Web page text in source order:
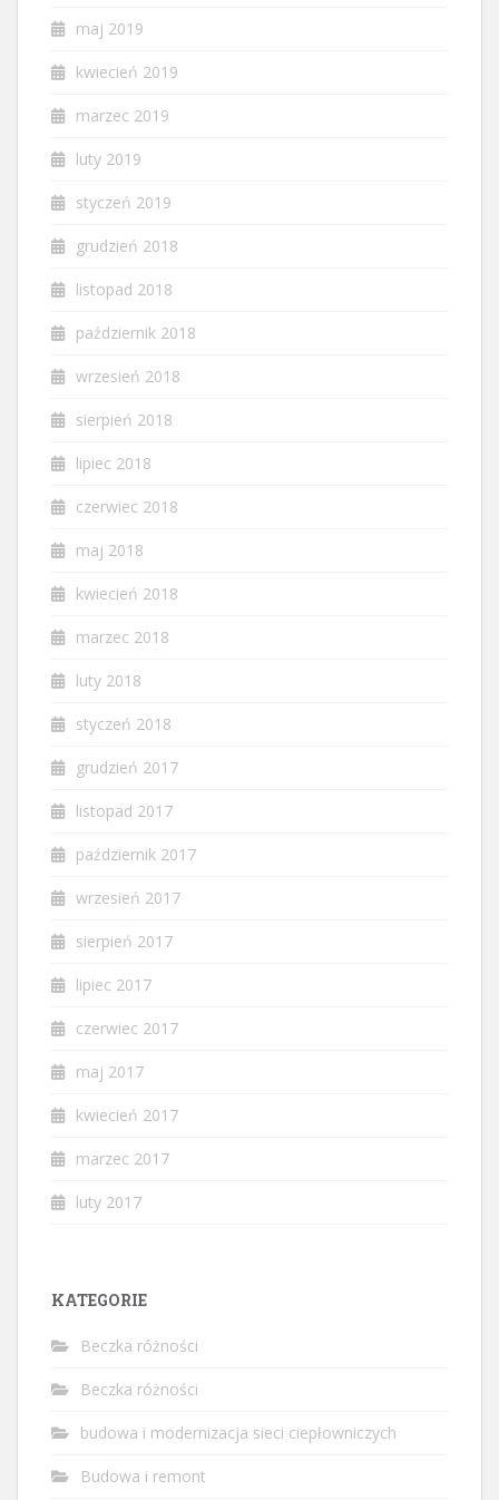
maj 2019
kwiecień 2019
marzec 2019
luty 2019
styczeń 2019
grudzień 2018
listopad 2018
październik 2018
wrzesień 2018
sierpień 2018
lipiec 2018
czerwiec 2018
maj 2018
kwiecień 2018
marzec 2018
luty 2018
styczeń 2018
grudzień 2017
listopad 2017
październik 2017
wrzesień 2017
sierpień 2017
lipiec 2017
czerwiec 2017
maj 2017
kwiecień 2017
marzec 2017
luty 2017
KATEGORIE
Beczka różności
Beczka różności
budowa i modernizacja sieci ciepłowniczych
Budowa i remont